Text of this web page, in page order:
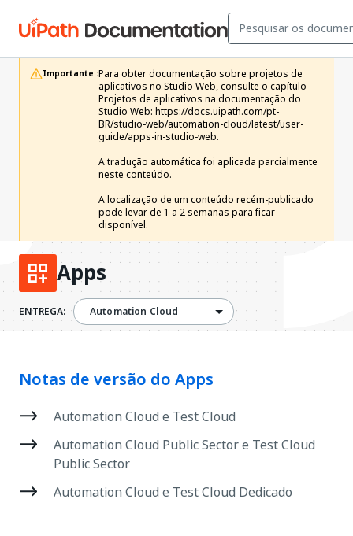
Importante :Para obter documentação sobre projetos de
aplicativos no Studio Web, consulte o capítulo
Projetos de aplicativos na documentação do
Studio Web: https://docs.uipath.com/pt-
BR/studio-web/automation-cloud/latest/user-
guide/apps-in-studio-web.
A tradução automática foi aplicada parcialmente
neste conteúdo.
A localização de um conteúdo recém-publicado
pode levar de 1 a 2 semanas para ficar
disponível.
Apps
ENTREGA: Automation Cloud
Notas de versão do Apps
Automation Cloud e Test Cloud
Automation Cloud Public Sector e Test Cloud
Public Sector
Automation Cloud e Test Cloud Dedicado